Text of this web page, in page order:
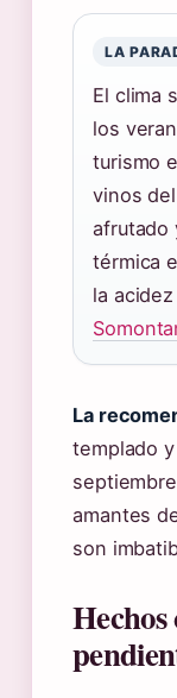
LA
El clima
los
turismo
vinos
afrutado
térmica
la
La
templado
amantes
son